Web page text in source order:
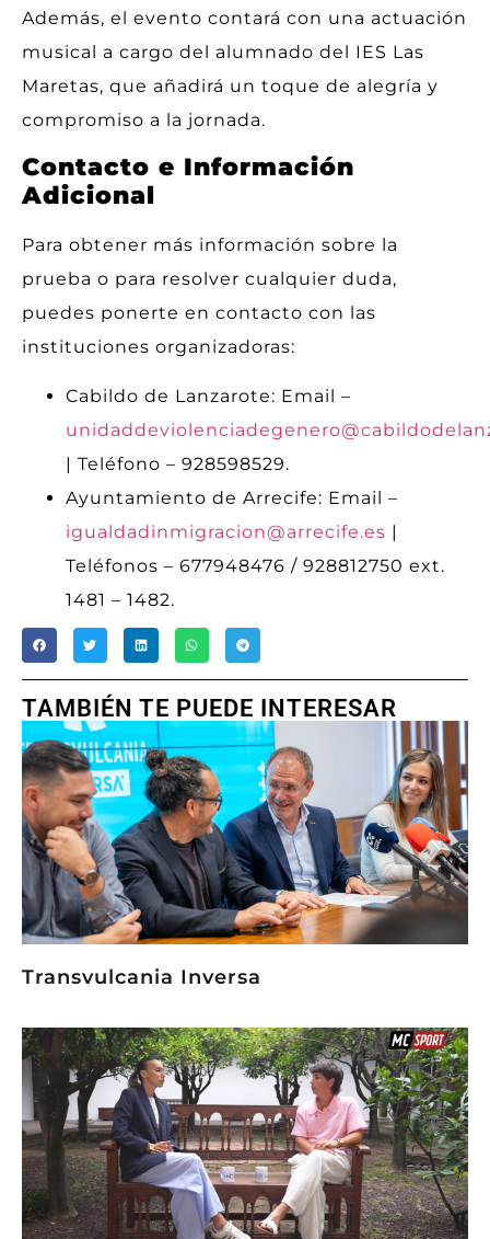
Además, el evento contará con una actuación
musical a cargo del alumnado del IES Las
Maretas, que añadirá un toque de alegría y
compromiso a la jornada.
Contacto e Información
Adicional
Para obtener más información sobre la
prueba o para resolver cualquier duda,
puedes ponerte en contacto con las
instituciones organizadoras:
Cabildo de Lanzarote: Email –
| Teléfono – 928598529.
Ayuntamiento de Arrecife: Email –
igualdadinmigracion@arrecife.es |
Teléfonos – 677948476 / 928812750 ext.
1481 – 1482.
TAMBIÉN TE PUEDE INTERESAR
Transvulcania Inversa